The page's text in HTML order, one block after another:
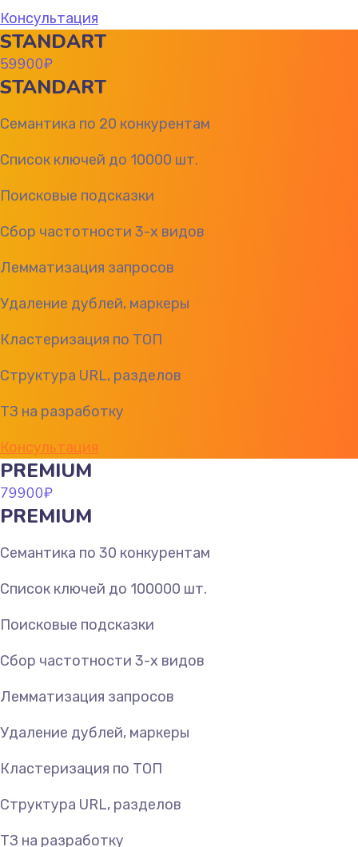
Консультация
STANDART
59900₽
STANDART
Семантика по 20 конкурентам
Список ключей до 10000 шт.
Поисковые подсказки
Сбор частотности 3-х видов
Лемматизация запросов
Удаление дублей, маркеры
Кластеризация по ТОП
Структура URL, разделов
ТЗ на разработку
Консультация
PREMIUM
79900₽
PREMIUM
Семантика по 30 конкурентам
Список ключей до 100000 шт.
Поисковые подсказки
Сбор частотности 3-х видов
Лемматизация запросов
Удаление дублей, маркеры
Кластеризация по ТОП
Структура URL, разделов
ТЗ на разработку